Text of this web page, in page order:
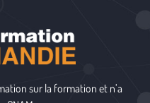
sur la formation et n’a